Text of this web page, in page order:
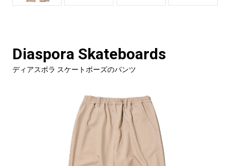
Diaspora Skateboards
ディアスポラ スケートボーズのパンツ